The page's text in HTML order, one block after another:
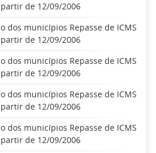
partir de 12/09/2006
dos municípios Repasse de ICMS
partir de 12/09/2006
dos municípios Repasse de ICMS
partir de 12/09/2006
dos municípios Repasse de ICMS
partir de 12/09/2006
dos municípios Repasse de ICMS
partir de 12/09/2006